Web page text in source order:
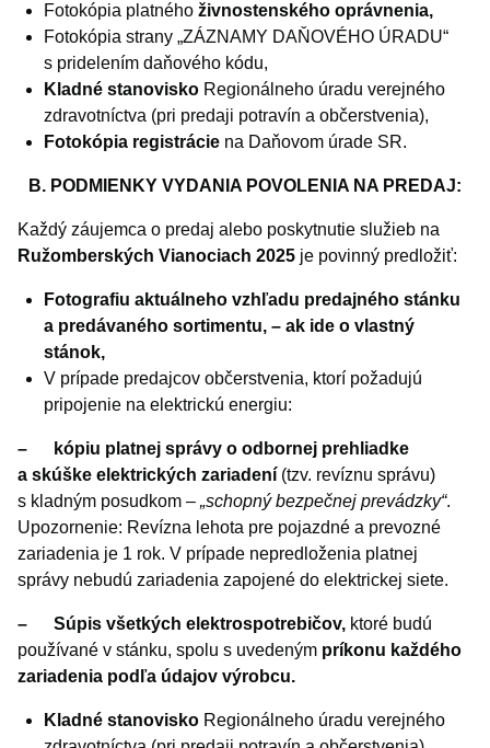
Fotokópia platného živnostenského oprávnenia,
Fotokópia strany „ZÁZNAMY DAŇOVÉHO ÚRADU“
s pridelením daňového kódu,
Kladné stanovisko Regionálneho úradu verejného
zdravotníctva (pri predaji potravín a občerstvenia),
Fotokópia registrácie na Daňovom úrade SR.
B. PODMIENKY VYDANIA POVOLENIA NA PREDAJ:
Každý záujemca o predaj alebo poskytnutie služieb na
Ružomberských Vianociach 2025 je povinný predložiť:
Fotografiu aktuálneho vzhľadu predajného stánku
a predávaného sortimentu, – ak ide o vlastný
stánok,
V prípade predajcov občerstvenia, ktorí požadujú
pripojenie na elektrickú energiu:
– kópiu platnej správy o odbornej prehliadke
a skúške elektrických zariadení (tzv. revíznu správu)
s kladným posudkom – „schopný bezpečnej prevádzky“.
Upozornenie: Revízna lehota pre pojazdné a prevozné
zariadenia je 1 rok. V prípade nepredloženia platnej
správy nebudú zariadenia zapojené do elektrickej siete.
– Súpis všetkých elektrospotrebičov, ktoré budú
používané v stánku, spolu s uvedeným príkonu každého
zariadenia podľa údajov výrobcu.
Kladné stanovisko Regionálneho úradu verejného